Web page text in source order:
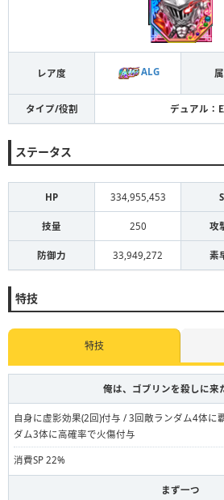
レア度 ALG
タイプ/役割 デュアル：
ステータス
HP 334,955,453
技量 250 攻
防御力 33,949,272 素
特技
特技
俺は、ゴブリンを殺しに来
自身に虚影効果(2回)付与 / 3回敵ランダム4体に
ダム3体に高確率で火傷付与
消費SP 22%
まず一つ